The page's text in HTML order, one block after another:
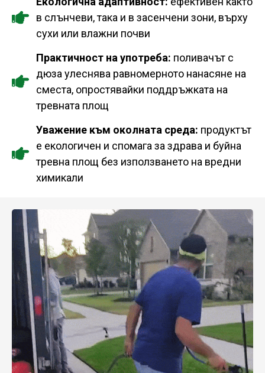
в слънчеви, така и в засенчени зони, върху
сухи или влажни почви
Практичност на употреба: поливачът с
дюза улеснява равномерното нанасяне на
сместа, опростявайки поддръжката на
тревната площ
Уважение към околната среда: продуктът
е екологичен и спомага за здрава и буйна
тревна площ без използването на вредни
химикали